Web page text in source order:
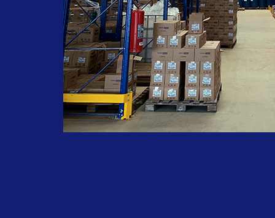
#hospitalar
#alcool70
#Alcalin85
#septproplus
#equipamentos
#lancamento
#produtohospitalar
#cloro
#odontologico